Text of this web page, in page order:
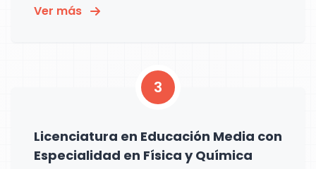
Ver más
3
Licenciatura en Educación Media con
Especialidad en Física y Química